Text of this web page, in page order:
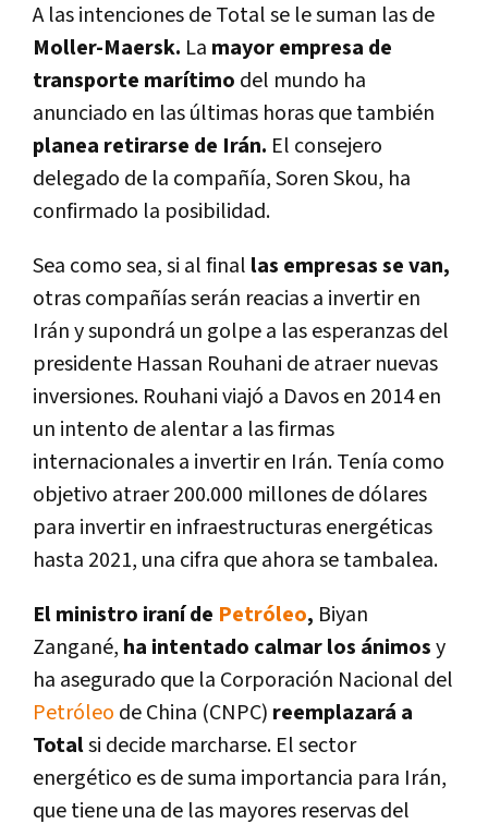
A las intenciones de Total se le suman las de
Moller-Maersk. La mayor empresa de
transporte marí­timo del mundo ha
anunciado en las últimas horas que también
planea retirarse de Irán. El consejero
delegado de la compañí­a, Soren Skou, ha
confirmado la posibilidad.
Sea como sea, si al final las empresas se van,
otras compañí­as serán reacias a invertir en
Irán y supondrá un golpe a las esperanzas del
presidente Hassan Rouhani de atraer nuevas
inversiones. Rouhani viajó a Davos en 2014 en
un intento de alentar a las firmas
internacionales a invertir en Irán. Tení­a como
objetivo atraer 200.000 millones de dólares
para invertir en infraestructuras energéticas
hasta 2021, una cifra que ahora se tambalea.
El ministro iraní­ de Petróleo, Biyan
Zangané, ha intentado calmar los ánimosy
ha asegurado que la Corporación Nacional del
Petróleo de China (CNPC) reemplazará a
Totalsi decide marcharse. El sector
energético es de suma importancia para Irán,
que tiene una de las mayores reservas del